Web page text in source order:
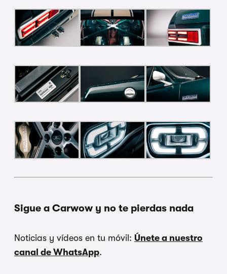
Sigue a Carwow y no te pierdas nada
Noticias y vídeos en tu móvil: Únete a nuestro
canal de WhatsApp.